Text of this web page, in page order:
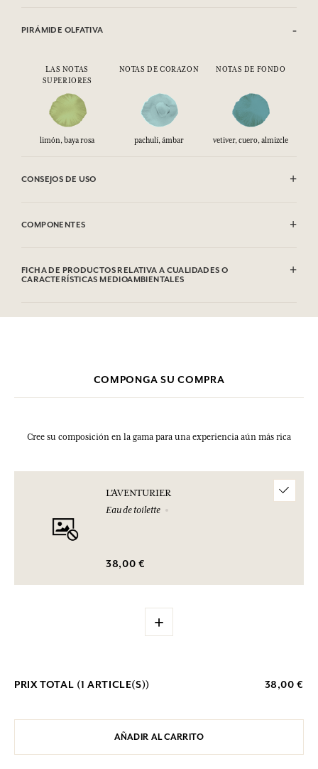
PIRÁMIDE OLFATIVA
LAS NOTAS
SUPERIORES
NOTAS DE CORAZON NOTAS DE FONDO
limón, baya rosa pachulí, ámbar vetiver, cuero, almizcle
CONSEJOS DE USO
COMPONENTES
Limonene, Linalool, Alpha-Isomethyl Ionone, Coumarin, Citral. Esta
lista puede ser objeto de modificaciones. Consultar el embalaje del
FICHA DE PRODUCTOS RELATIVA A CUALIDADES O
CARACTERÍSTICAS MEDIOAMBIENTALES
COMPONGA SU COMPRA
Cree su composición en la gama para una experiencia aún más rica
L'AVENTURIER
Eau de toilette
38,00 €
+
PRIX TOTAL (1 ARTICLE(S)) 38,00 €
AÑADIR AL CARRITO